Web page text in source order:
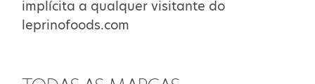
implícita a qualquer visitante do
leprinofoods.com